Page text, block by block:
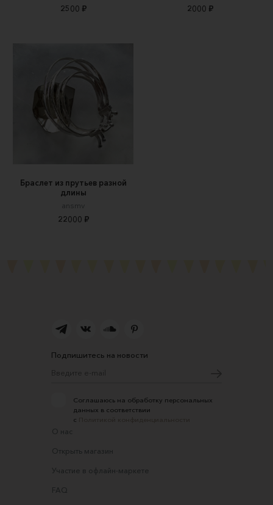
2500 ₽
2000 ₽
Браслет из прутьев разной
длины
ansmv
22000 ₽
Подпишитесь на новости
Соглашаюсь на обработку персональных
данных в соответствии
с
О нас
Открыть магазин
Участие в офлайн-маркете
FAQ